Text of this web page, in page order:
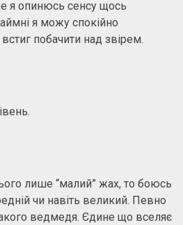
я опинюсь сенсу щось
я можу спокійно
побачити над звірем.
лише “малий” жах, то боюсь
чи навіть великий. Певно
ведмедя. Єдине що вселяє